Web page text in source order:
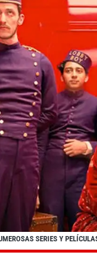
SERIES Y